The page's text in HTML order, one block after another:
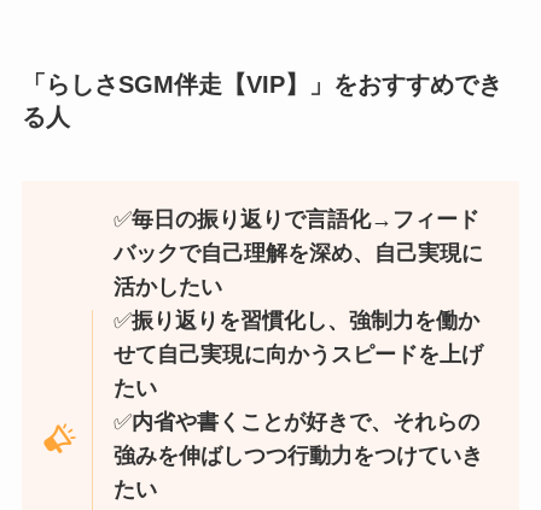
「らしさSGM伴走【VIP】」をおすすめでき
る人
✅毎日の振り返りで言語化→フィード
バックで自己理解を深め、自己実現に
活かしたい
✅振り返りを習慣化し、強制力を働か
せて自己実現に向かうスピードを上げ
たい
✅内省や書くことが好きで、それらの
強みを伸ばしつつ行動力をつけていき
たい